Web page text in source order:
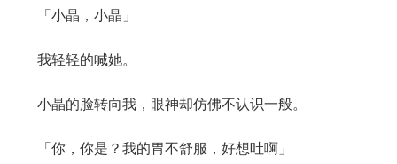
「小晶，小晶」
我轻轻的喊她。
小晶的脸转向我，眼神却仿佛不认识一般。
「你，你是？我的胃不舒服，好想吐啊」